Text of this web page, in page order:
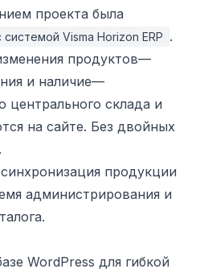
проекта была
системой Visma Horizon ERP .
продуктов—
и наличие—
центрального склада и
на сайте. Без двойных
продукции
администрирования и
WordPress для гибкой